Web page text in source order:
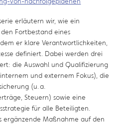
erläutern wir, wie ein
Fortbestand eines
er klare Verantwortlichkeiten,
definiert. Dabei werden drei
die Auswahl und Qualifizierung
und externem Fokus), die
(u. a.
Steuern) sowie eine
für alle Beteiligten.
ergänzende Maßnahme auf den